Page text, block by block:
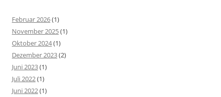
Februar 2026(1)
November 2025(1)
Oktober 2024(1)
Dezember 2023(2)
Juni 2023(1)
Juli 2022(1)
Juni 2022(1)